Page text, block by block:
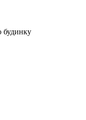
будинку